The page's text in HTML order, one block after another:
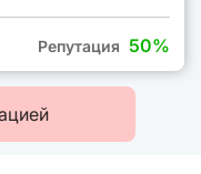
Репутация 50%